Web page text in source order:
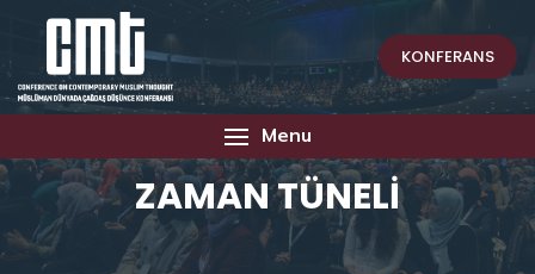
KONFERANS
Menu
ZAMAN TÜNELİ